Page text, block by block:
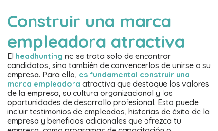
Construir una marca
empleadora atractiva
El headhunting no se trata solo de encontrar
candidatos, sino también de convencerlos de unirse a su
empresa. Para ello, es fundamental construir una
marca empleadora atractiva que destaque los valores
de la empresa, su cultura organizacional y las
oportunidades de desarrollo profesional. Esto puede
incluir testimonios de empleados, historias de éxito de la
empresa y beneficios adicionales que ofrezca tu